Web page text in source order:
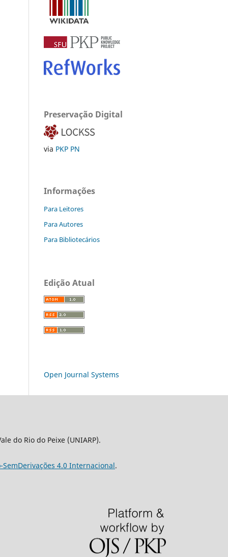
Preservação Digital
via PKP PN
Informações
Para Leitores
Para Autores
Para Bibliotecários
Edição Atual
Open Journal Systems
do Rio do Peixe (UNIARP).
4.0 Internacional.